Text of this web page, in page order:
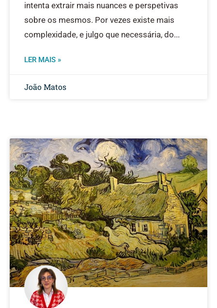
intenta extrair mais nuances e perspetivas
sobre os mesmos. Por vezes existe mais
complexidade, e julgo que necessária, do
LER MAIS »
João Matos